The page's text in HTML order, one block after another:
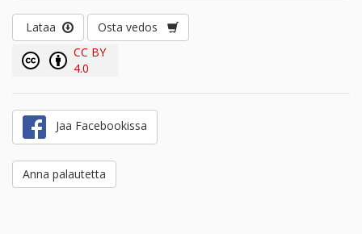
Lataa
Osta vedos
CC BY
4.0
Jaa Facebookissa
Anna palautetta